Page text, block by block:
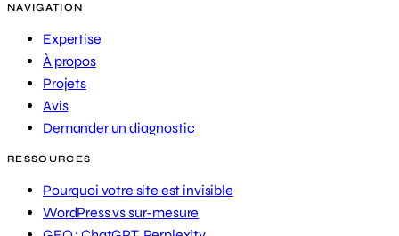
NAVIGATION
Expertise
À propos
Projets
Avis
Demander un diagnostic
RESSOURCES
Pourquoi votre site est invisible
WordPress vs sur-mesure